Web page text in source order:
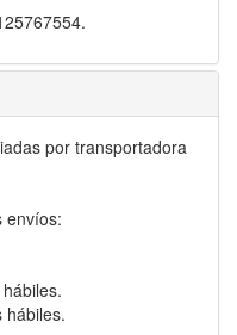
por transportadora
envíos:
hábiles.